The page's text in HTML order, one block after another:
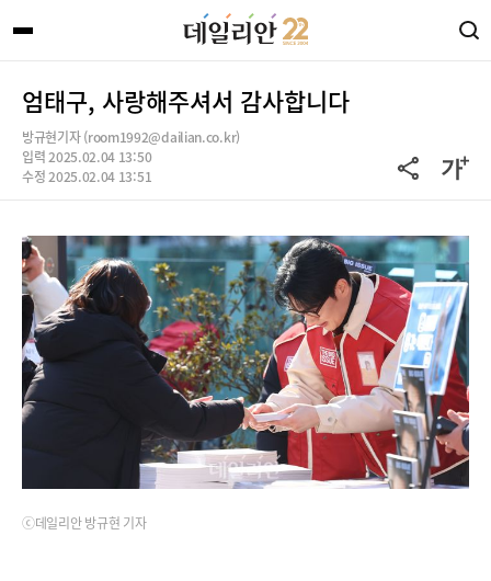
엄태구, 사랑해주셔서 감사합니다
방규현기자 (room1992@dailian.co.kr)
입력 2025.02.04 13:50
수정 2025.02.04 13:51
ⓒ데일리안 방규현 기자